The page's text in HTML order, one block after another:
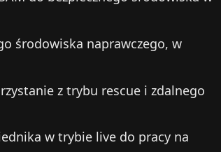
środowiska naprawczego, w
z trybu rescue i zdalnego
w trybie live do pracy na